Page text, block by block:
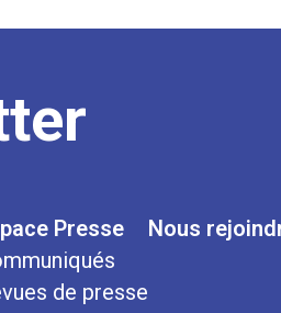
Presse
de presse
Nous